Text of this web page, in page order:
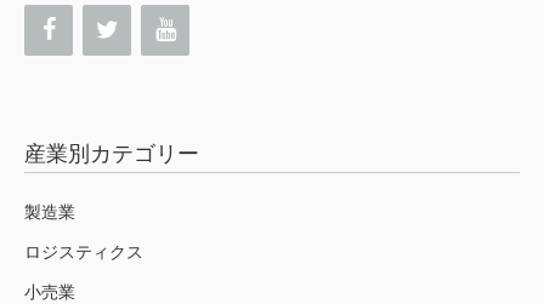
産業別カテゴリー
製造業
ロジスティクス
小売業